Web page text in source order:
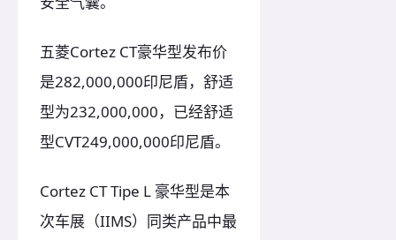
五菱Cortez CT豪华型发布价
是282,000,000印尼盾，舒适
型为232,000,000，已经舒适
型CVT249,000,000印尼盾。
Cortez CT Tipe L 豪华型是本
次车展（IIMS）同类产品中最